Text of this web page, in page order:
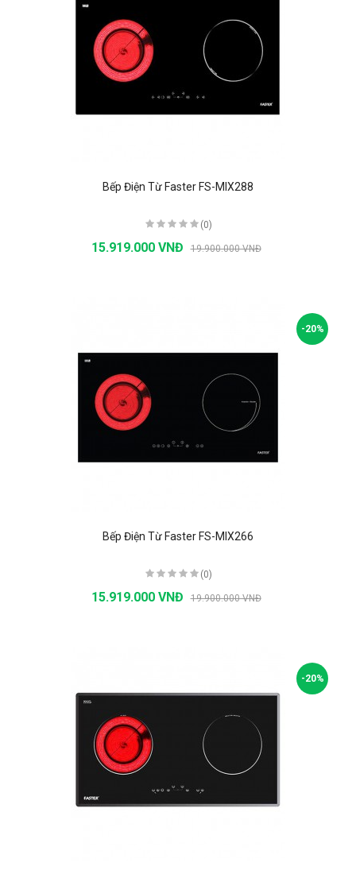
Bếp Điện Từ Faster FS-MIX288
(0)
15.919.000 VNĐ 19.900.000 VNĐ
-20%
Bếp Điện Từ Faster FS-MIX266
(0)
15.919.000 VNĐ 19.900.000 VNĐ
-20%